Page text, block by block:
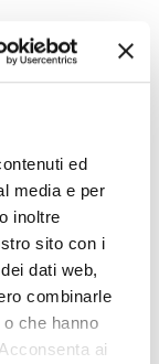
ed
media e per
inoltre
sito con i
dati web,
combinarle
che hanno
ai
ci sposiamo e
la parola
andare in
uno ottiene
dire che Dio lo
era il Messia
lo hanno
la sua morte,